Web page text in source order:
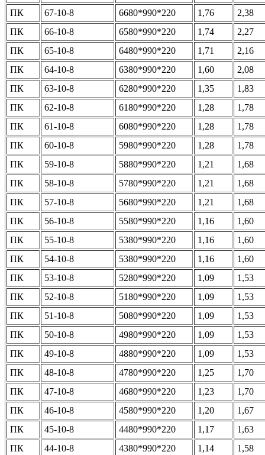
ПК
67-10-8 6680*990*220 1,76
2,38
ПК
66-10-8 6580*990*220 1,74
2,27
ПК
65-10-8 6480*990*220 1,71
2,16
ПК
64-10-8 6380*990*220 1,60
2,08
ПК
63-10-8 6280*990*220 1,35
1,83
ПК
62-10-8 6180*990*220 1,28
1,78
ПК
61-10-8 6080*990*220 1,28
1,78
ПК
60-10-8 5980*990*220 1,28
1,78
ПК
59-10-8 5880*990*220 1,21
1,68
ПК
58-10-8 5780*990*220 1,21
1,68
ПК
57-10-8 5680*990*220 1,21
1,68
ПК
56-10-8 5580*990*220 1,16
1,60
ПК
55-10-8 5380*990*220 1,16
1,60
ПК
54-10-8 5380*990*220 1,16
1,60
ПК
53-10-8 5280*990*220 1,09
1,53
ПК
52-10-8 5180*990*220 1,09
1,53
ПК
51-10-8 5080*990*220 1,09
1,53
ПК
50-10-8 4980*990*220 1,09
1,53
ПК
49-10-8 4880*990*220 1,09
1,53
ПК
48-10-8 4780*990*220 1,25
1,70
ПК
47-10-8 4680*990*220 1,23
1,70
ПК
46-10-8 4580*990*220 1,20
1,67
ПК
45-10-8 4480*990*220 1,17
1,63
ПК
44-10-8 4380*990*220 1,14
1,58